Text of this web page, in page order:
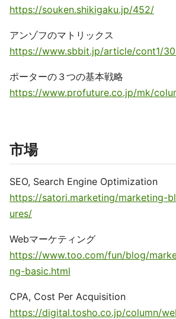
https://souken.shikigaku.jp/452/
アンゾフのマトリックス
https://www.sbbit.jp/article/cont1/
ポーターの３つの基本戦略
https://www.profuture.co.jp/mk/
市場
SEO, Search Engine Optimization
https://satori.marketing/marketing-
ures/
Webマーケティング
https://www.too.com/fun/blog/
ng-basic.html
CPA, Cost Per Acquisition
https://digital.tosho.co.jp/column/